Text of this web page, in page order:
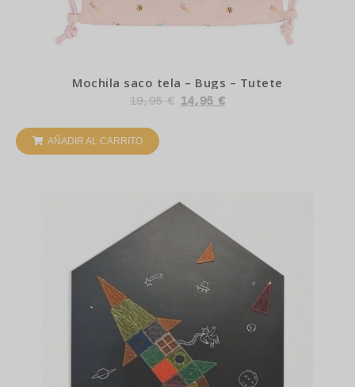
Mochila saco tela – Bugs – Tutete
19,95€ 14,95 €
AÑADIR AL CARRITO